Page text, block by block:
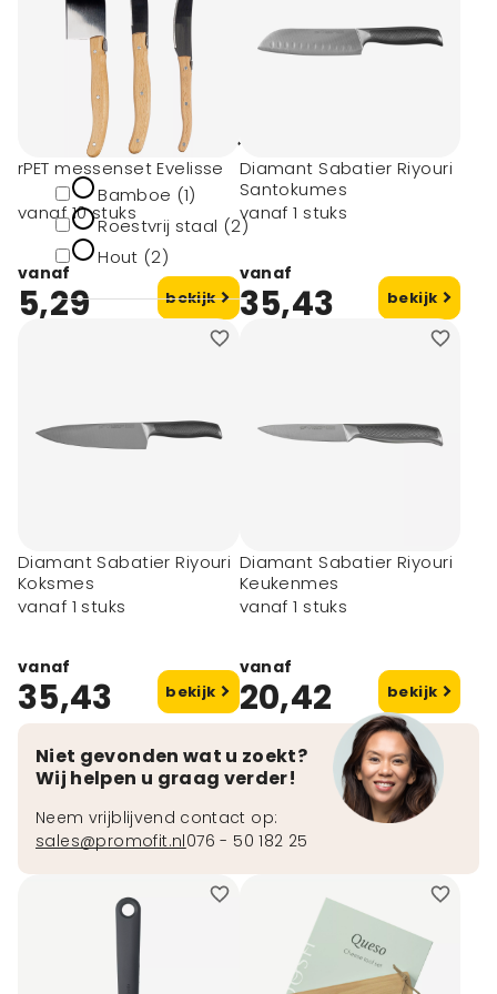
RPET (1)
toon meer
Materiaal type
Bamboe (1)
Roestvrij staal (2)
Hout (2)
rPET messenset Evelisse
vanaf 10 stuks
vanaf
5,29 bekijk
Diamant Sabatier Riyouri
Santokumes
vanaf 1 stuks
vanaf
35,43 bekijk
Diamant Sabatier Riyouri
Koksmes
vanaf 1 stuks
vanaf
35,43 bekijk
Diamant Sabatier Riyouri
Keukenmes
vanaf 1 stuks
vanaf
20,42 bekijk
Niet gevonden wat u zoekt?
Wij helpen u graag verder!
Neem vrijblijvend contact op:
sales@promofit.nl076 - 50 182 25